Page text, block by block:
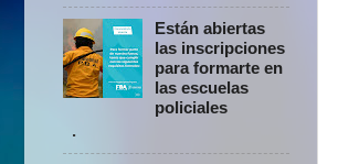
Están abiertas
las inscripciones
para formarte en
las escuelas
policiales
.